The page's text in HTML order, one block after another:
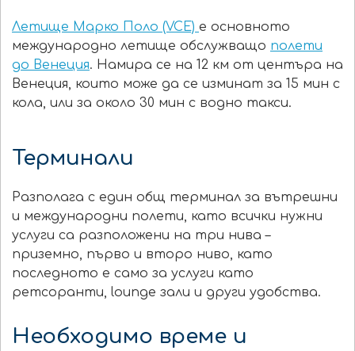
Летище Марко Поло (VCE) е основното
международно летище обслужващо полети
до Венеция. Намира се на 12 км от центъра на
Венеция, които може да се изминат за 15 мин с
кола, или за около 30 мин с водно такси.
Терминали
Разполага с един общ терминал за вътрешни
и международни полети, като всички нужни
услуги са разположени на три нива –
приземно, първо и второ ниво, като
последното е само за услуги като
ретсоранти, lounge зали и други удобства.
Необходимо време и